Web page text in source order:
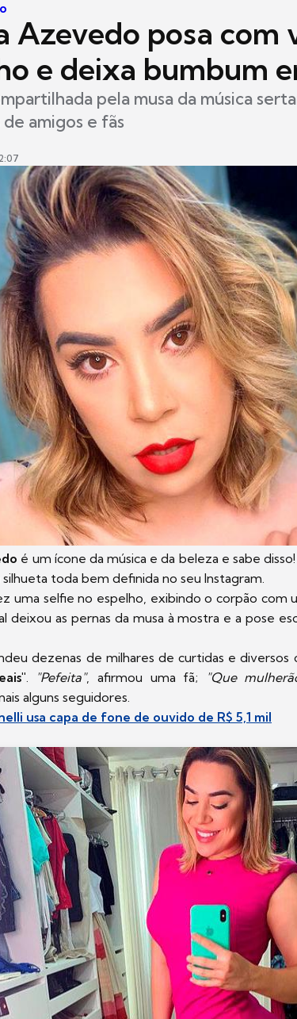
Azevedo posa com
e deixa bumbum
pela musa da música
amigos e fãs
é um ícone da música e da beleza e sabe
toda bem definida no seu Instagram.
uma selfie no espelho, exibindo o corpão com
deixou as pernas da musa à mostra e a pose
dezenas de milhares de curtidas e diversos
"Pefeita", afirmou uma fã; "Que
alguns seguidores.
usa capa de fone de ouvido de R$ 5,1 mil